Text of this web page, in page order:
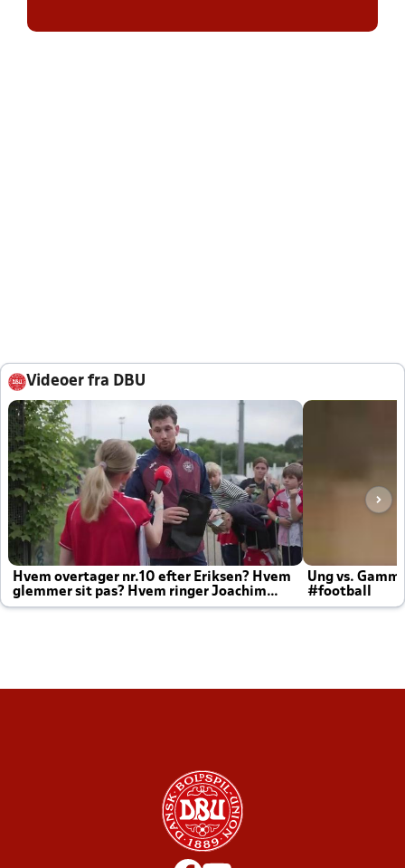
Videoer fra DBU
Hvem overtager nr.10 efter Eriksen? Hvem
glemmer sit pas? Hvem ringer Joachim
altid til efter kampe?
Ung vs.
#football